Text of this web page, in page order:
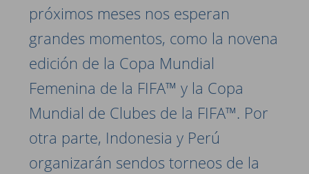
próximos meses nos esperan
grandes momentos, como la novena
edición de la Copa Mundial
Femenina de la FIFA™ y la Copa
Mundial de Clubes de la FIFA™. Por
otra parte, Indonesia y Perú
organizarán sendos torneos de la